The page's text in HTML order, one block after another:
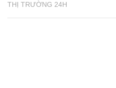
THỊ TRƯỜNG 24H